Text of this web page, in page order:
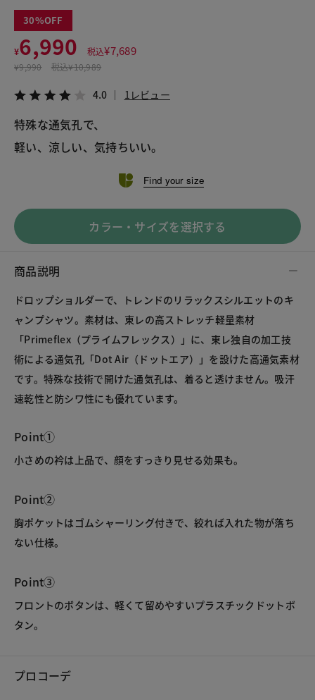
30
¥6,990 税込¥7,689
¥9,990 税込¥10,989
4.0 1レビュー
特殊な通気孔で、
軽い、涼しい、気持ちいい。
Find your size
カラー・サイズを選択する
商品説明
ドロップショルダーで、トレンドのリラックスシルエットのキ
ャンプシャツ。素材は、東レの高ストレッチ軽量素材
「Primeflex（プライムフレックス）」に、東レ独自の加工技
術による通気孔「Dot Air（ドットエア）」を設けた高通気素材
です。特殊な技術で開けた通気孔は、着ると透けません。吸汗
速乾性と防シワ性にも優れています。
Point①
小さめの衿は上品で、顔をすっきり見せる効果も。
Point②
胸ポケットはゴムシャーリング付きで、絞れば入れた物が落ち
ない仕様。
Point③
フロントのボタンは、軽くて留めやすいプラスチックドットボ
タン。
プロコーデ
LINE X